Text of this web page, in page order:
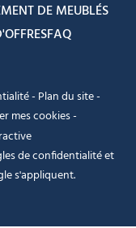
DE MEUBLÉS
FAQ
- Plan du site-
mes cookies-
de confidentialitéet
s'appliquent.